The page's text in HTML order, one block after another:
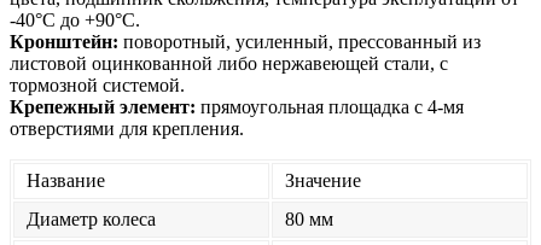
-40°С до +90°С.
Кронштейн: поворотный, усиленный, прессованный из
листовой оцинкованной либо нержавеющей стали, с
тормозной системой.
Крепежный элемент: прямоугольная площадка с 4-мя
отверстиями для крепления.
Название
Значение
Диаметр колеса
80 мм